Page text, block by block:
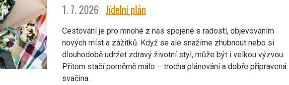
1. 7. 2026 Jídelní plán
Cestování je pro mnohé z nás spojené s radostí, objevováním
nových míst a zážitků. Když se ale snažíme zhubnout nebo si
dlouhodobě udržet zdravý životní styl, může být i velkou výzvou.
Přitom stačí poměrně málo – trocha plánování a dobře připravená
svačina.